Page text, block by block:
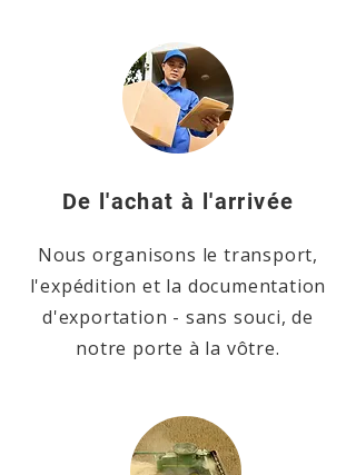
De l'achat à l'arrivée
Nous organisons le transport,
l'expédition et la documentation
d'exportation - sans souci, de
notre porte à la vôtre.